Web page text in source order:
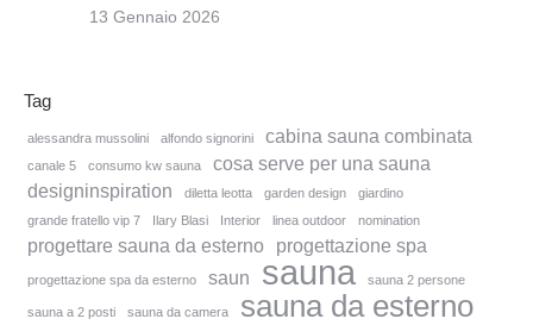
13 Gennaio 2026
Tag
alessandra mussolini alfondo signorini cabina sauna combinata
canale 5 consumo kw sauna
cosa serve per una sauna
designinspiration
diletta leotta garden design
giardino
grande fratello vip 7
Ilary Blasi Interior linea outdoor nomination
progettare sauna da esterno progettazione spa
progettazione spa da esterno saun sauna sauna 2 persone
sauna a 2 posti sauna da camera sauna da esterno